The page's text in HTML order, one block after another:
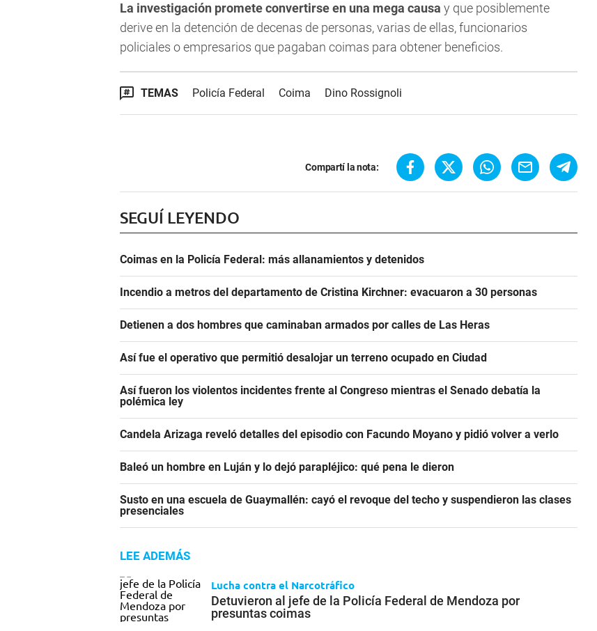
La investigación promete convertirse en una mega causa y que posiblemente
derive en la detención de decenas de personas, varias de ellas, funcionarios
policiales o empresarios que pagaban coimas para obtener beneficios.
TEMAS Policía Federal Coima Dino Rossignoli
Compartí la nota:
SEGUÍ LEYENDO
Coimas en la Policía Federal: más allanamientos y detenidos
Incendio a metros del departamento de Cristina Kirchner: evacuaron a 30 personas
Detienen a dos hombres que caminaban armados por calles de Las Heras
Así fue el operativo que permitió desalojar un terreno ocupado en Ciudad
Así fueron los violentos incidentes frente al Congreso mientras el Senado debatía la
polémica ley
Candela Arizaga reveló detalles del episodio con Facundo Moyano y pidió volver a verlo
Baleó un hombre en Luján y lo dejó parapléjico: qué pena le dieron
Susto en una escuela de Guaymallén: cayó el revoque del techo y suspendieron las clases
presenciales
LEE ADEMÁS
Lucha contra el Narcotráfico
Detuvieron al jefe de la Policía Federal de Mendoza por
presuntas coimas